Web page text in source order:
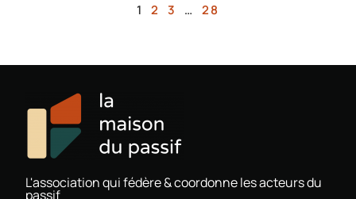
1 2 3 … 28
L'association qui fédère & coordonne les acteurs du
passif